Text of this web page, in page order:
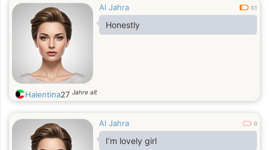
Al Jahra 0.1
Honestly
Halentina27 Jahre alt
Al Jahra 0
I’m lovely girl